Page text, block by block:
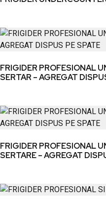
FRIGIDER PROFESIONAL
SERTAR – AGREGAT
FRIGIDER PROFESIONAL
SERTARE – AGREGAT